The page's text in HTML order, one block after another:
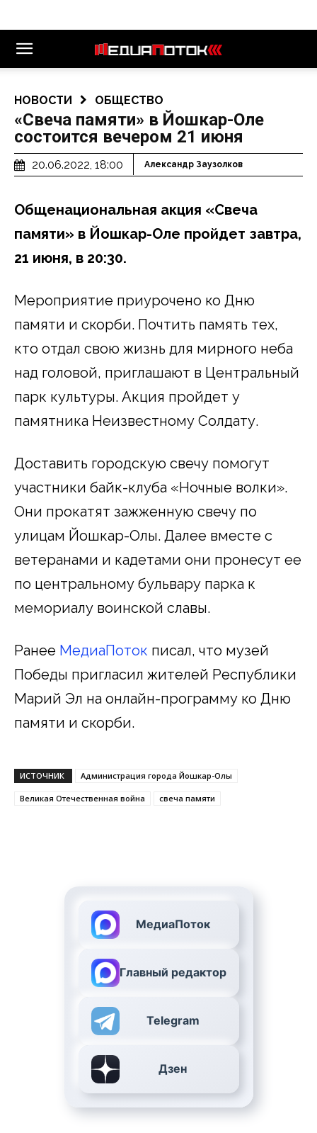
НОВОСТИ ОБЩЕСТВО
«Свеча памяти» в Йошкар-Оле
состоится вечером 21 июня
20.06.2022, 18:00 Александр Заузолков
Общенациональная акция «Свеча
памяти» в Йошкар-Оле пройдет завтра,
21 июня, в 20:30.
Мероприятие приурочено ко Дню
памяти и скорби. Почтить память тех,
кто отдал свою жизнь для мирного неба
над головой, приглашают в Центральный
парк культуры. Акция пройдет у
памятника Неизвестному Солдату.
Доставить городскую свечу помогут
участники байк-клуба «Ночные волки».
Они прокатят зажженную свечу по
улицам Йошкар-Олы. Далее вместе с
ветеранами и кадетами они пронесут ее
по центральному бульвару парка к
мемориалу воинской славы.
Ранее МедиаПоток писал, что музей
Победы пригласил жителей Республики
Марий Эл на онлайн-программу ко Дню
памяти и скорби.
ИСТОЧНИК Администрация города Йошкар-Олы
Великая Отечественная война свеча памяти
МедиаПоток
Главный редактор
Telegram
Дзен